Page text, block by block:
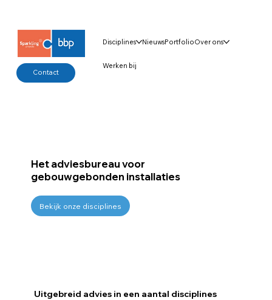
Disciplines NieuwsPortfolioOver ons
Werken bij
Contact
Het adviesbureau voor
gebouwgebonden installaties
Bekijk onze disciplines
Uitgebreid advies in een aantal disciplines